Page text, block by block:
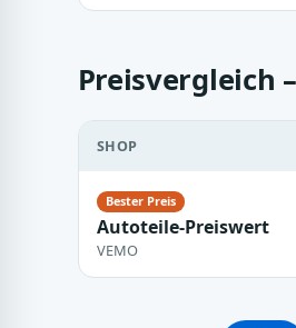
Preisvergleich
SHOP
Autoteile-Preiswert
VEMO